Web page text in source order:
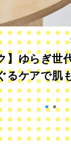
】ゆらぎ世
るケアで肌